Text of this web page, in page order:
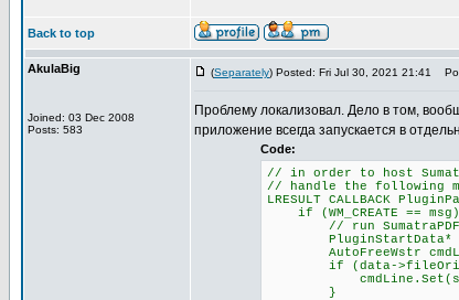
Back to top
AkulaBig
Joined: 03 Dec 2008
Posts: 583
(Separately) Posted: Fri Jul 30, 2021 21:41
Проблему локализовал. Дело в том,
приложение всегда запускается в
Code:
// in order to host
// handle the following
LRESULT CALLBACK
if (WM_CREATE ==
// run
PluginStartData* data
AutoFreeWstr
if (data-
}